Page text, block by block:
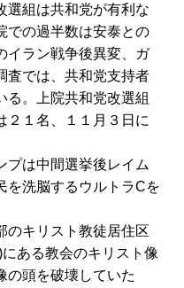
選組は共和党が有利な
での過半数は安泰との
イラン戦争後異変、ガ
査では、共和党支持者
る。上院共和党改選組
２１名、１１月３日に
プは中間選挙後レイム
を洗脳するウルトラCを
のキリスト教徒居住区
ある教会のキリスト像
の頭を破壊していた